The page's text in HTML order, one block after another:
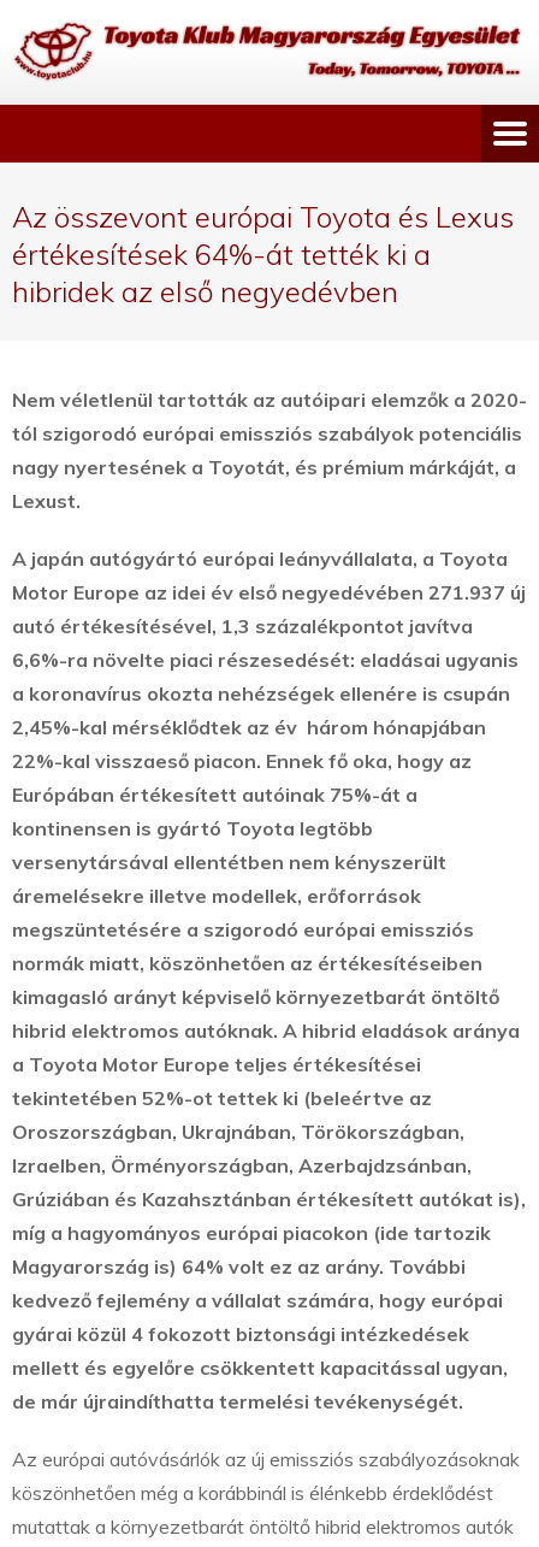
Az összevont európai Toyota és Lexus
értékesítések 64%-át tették ki a
hibridek az első negyedévben
Nem véletlenül tartották az autóipari elemzők a 2020-
tól szigorodó európai emissziós szabályok potenciális
nagy nyertesének a Toyotát, és prémium márkáját, a
Lexust.
A japán autógyártó európai leányvállalata, a Toyota
Motor Europe az idei év első negyedévében 271.937 új
autó értékesítésével, 1,3 százalékpontot javítva
6,6%-ra növelte piaci részesedését: eladásai ugyanis
a koronavírus okozta nehézségek ellenére is csupán
2,45%-kal mérséklődtek az év három hónapjában
22%-kal visszaeső piacon. Ennek fő oka, hogy az
Európában értékesített autóinak 75%-át a
kontinensen is gyártó Toyota legtöbb
versenytársával ellentétben nem kényszerült
áremelésekre illetve modellek, erőforrások
megszüntetésére a szigorodó európai emissziós
normák miatt, köszönhetően az értékesítéseiben
kimagasló arányt képviselő környezetbarát öntöltő
hibrid elektromos autóknak. A hibrid eladások aránya
a Toyota Motor Europe teljes értékesítései
tekintetében 52%-ot tettek ki (beleértve az
Oroszországban, Ukrajnában, Törökországban,
Izraelben, Örményországban, Azerbajdzsánban,
Grúziában és Kazahsztánban értékesített autókat is),
míg a hagyományos európai piacokon (ide tartozik
Magyarország is) 64% volt ez az arány. További
kedvező fejlemény a vállalat számára, hogy európai
gyárai közül 4 fokozott biztonsági intézkedések
mellett és egyelőre csökkentett kapacitással ugyan,
de már újraindíthatta termelési tevékenységét.
Az európai autóvásárlók az új emissziós szabályozásoknak
köszönhetően még a korábbinál is élénkebb érdeklődést
mutattak a környezetbarát öntöltő hibrid elektromos autók